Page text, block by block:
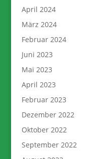
April 2024
März 2024
Februar 2024
Juni 2023
Mai 2023
April 2023
Februar 2023
Dezember 2022
Oktober 2022
September 2022